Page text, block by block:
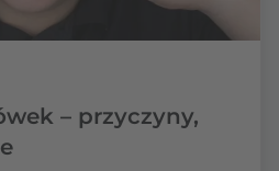
– przyczyny,